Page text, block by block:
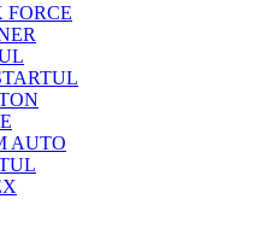
FORCE
AUTO